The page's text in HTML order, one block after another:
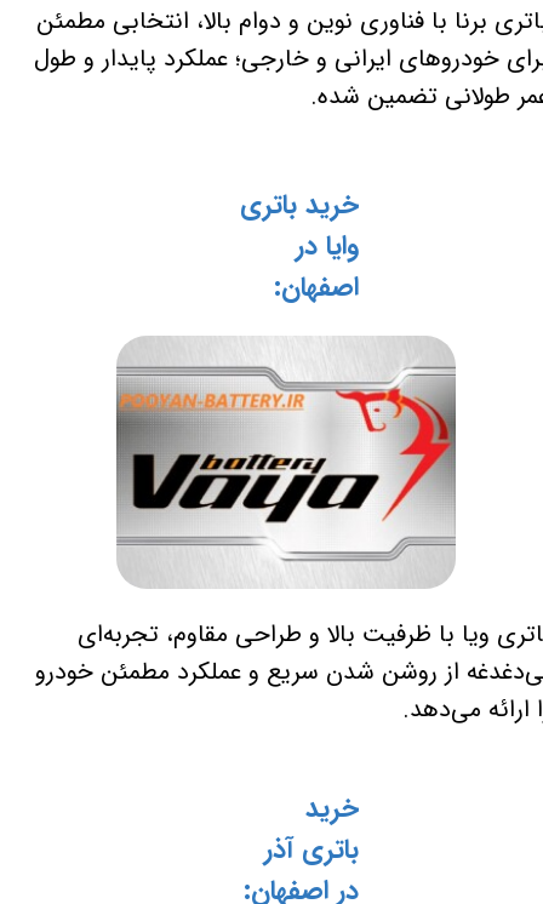
ویا با ظرفیت بالا و طراحی مقاوم، تجربه‌ای
از روشن شدن سریع و عملکرد مطمئن خودرو
ارائه می‌دهد.
برنا با فناوری نوین و دوام بالا، انتخابی مطمئن
خودروهای ایرانی و خارجی؛ عملکرد پایدار و طول
طولانی تضمین شده.
خرید
باتری آذر
در اصفهان:
خرید باتری
وایا در
اصفهان: